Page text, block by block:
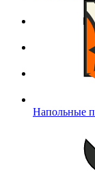
Напольные